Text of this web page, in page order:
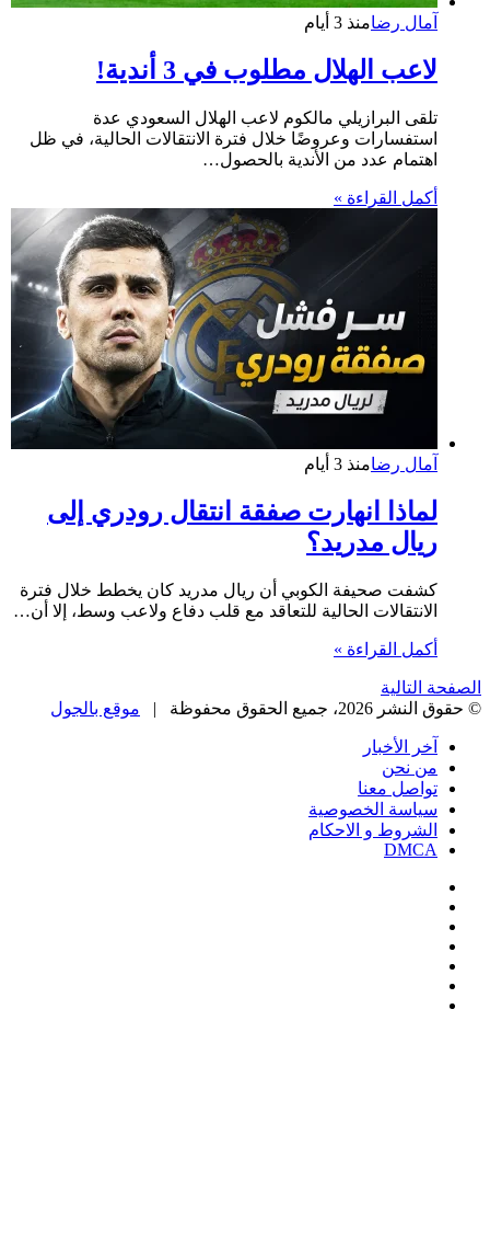
آمال رضامنذ 3 أيام
لاعب الهلال مطلوب في 3 أندية!
تلقى البرازيلي مالكوم لاعب الهلال السعودي عدة
استفسارات وعروضًا خلال فترة الانتقالات الحالية، في ظل
اهتمام عدد من الأندية بالحصول…
أكمل القراءة »
آمال رضامنذ 3 أيام
لماذا انهارت صفقة انتقال رودري إلى
ريال مدريد؟
كشفت صحيفة الكوبي أن ريال مدريد كان يخطط خلال فترة
الانتقالات الحالية للتعاقد مع قلب دفاع ولاعب وسط، إلا أن…
أكمل القراءة »
الصفحة التالية
© حقوق النشر 2026، جميع الحقوق محفوظة |
موقع بالجول
آخر الأخبار
من نحن
تواصل معنا
سياسة الخصوصية
الشروط و الاحكام
DMCA